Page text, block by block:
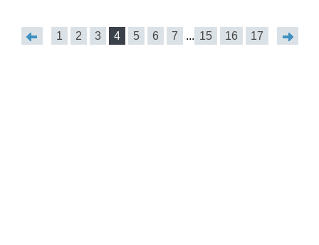
1 2 3 4 5 6 7 ... 15 16 17